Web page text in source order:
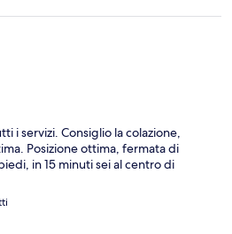
i servizi. Consiglio la colazione,
Posizione ottima, fermata di
in 15 minuti sei al centro di